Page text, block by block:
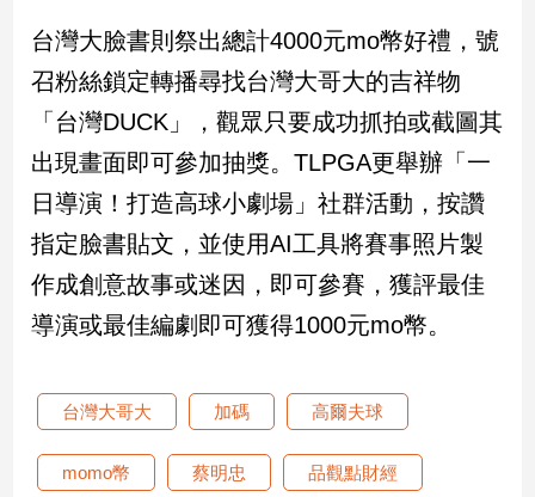
遊
動
寵
物
Pet
影
音
區
台灣大臉書則祭出總計4000元mo幣好禮，號
召粉絲鎖定轉播尋找台灣大哥大的吉祥物
「台灣DUCK」，觀眾只要成功抓拍或截圖其
出現畫面即可參加抽獎。TLPGA更舉辦「一
日導演！打造高球小劇場」社群活動，按讚
指定臉書貼文，並使用AI工具將賽事照片製
作成創意故事或迷因，即可參賽，獲評最佳
導演或最佳編劇即可獲得1000元mo幣。
台灣大哥大 加碼 高爾夫球
momo幣 蔡明忠 品觀點財經